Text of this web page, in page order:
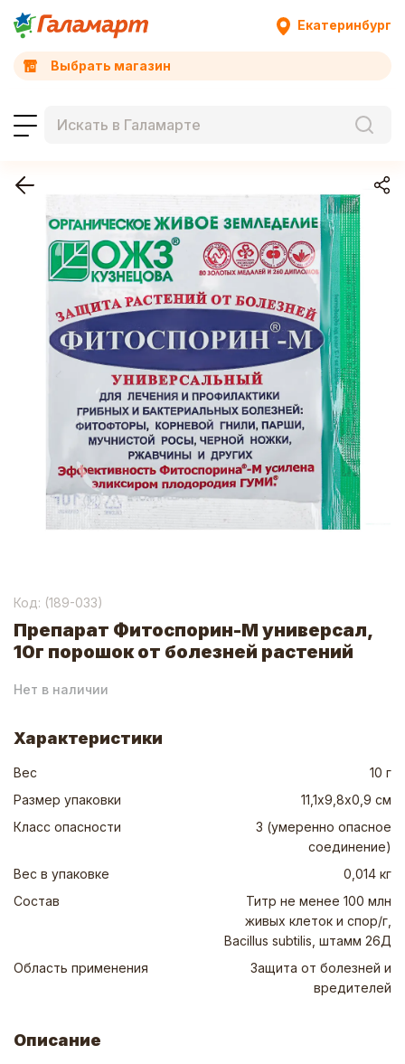
Екатеринбург
Выбрать магазин
Код: (189-033)
Препарат Фитоспорин-М универсал,
10г порошок от болезней растений
Нет в наличии
Характеристики
Вес
10 г
Размер упаковки
11,1х9,8х0,9 см
Класс опасности
3 (умеренно опасное
соединение)
Вес в упаковке
0,014 кг
Состав
Титр не менее 100 млн
живых клеток и спор/г,
Bacillus subtilis, штамм 26Д
Область применения
Защита от болезней и
вредителей
Описание